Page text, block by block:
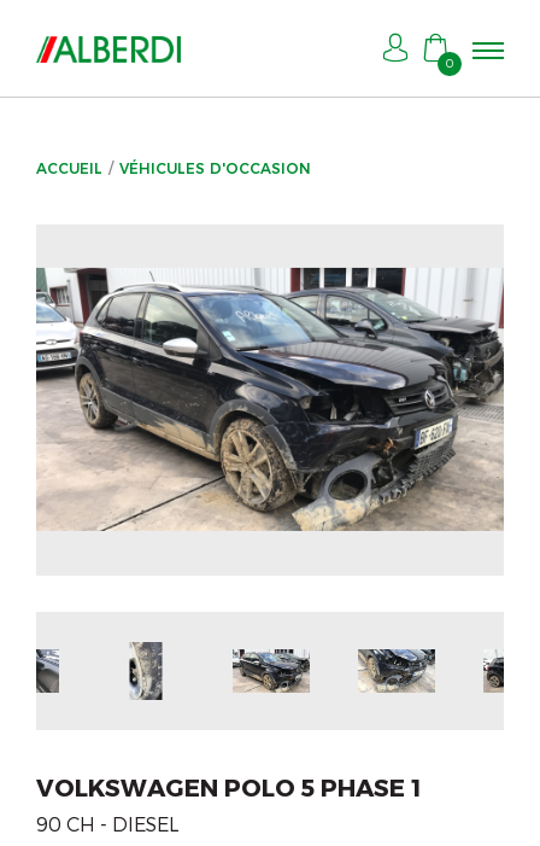
0
ACCUEIL VÉHICULES D'OCCASION
VOLKSWAGEN POLO 5 PHASE 1
90 CH - DIESEL